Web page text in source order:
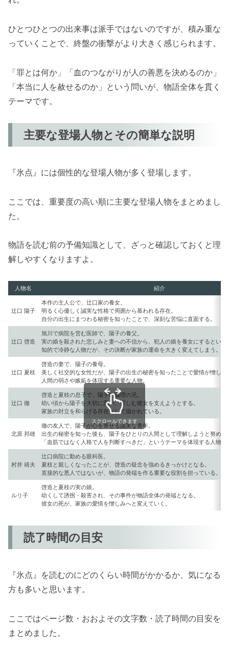
ひとつひとつの出来事は派手ではないのですが、積み重な
っていくことで、終盤の衝撃がより大きく感じられます。
「罪とは何か」「血のつながりが人の善悪を決めるのか」
「本当に人を赦せるのか」という問いが、物語全体を貫く
テーマです。
主要な登場人物とその簡単な説明
『氷点』には個性的な登場人物が多く登場します。
ここでは、重要度の高い順に主要な登場人物をまとめまし
た。
物語を読む前の予備知識として、ざっと確認しておくと理
解しやすくなりますよ。
人物名 紹介
辻口 陽子
本作の主人公で、辻口家の養女。
明るく心優しく誠実な性格で周囲から慕われる存在。
自分の出生にまつわる秘密を知ったことで、深刻な苦悩に直面する。
辻口 啓造
旭川で病院を営む医師で、陽子の養父。
実の娘を殺された悲しみと妻への不信から、犯人の娘を養女にするという
知的で冷静な人物だが、その決断が家族の運命を大きく変えてしまう。
辻口 夏枝
啓造の妻で、陽子の養母。
美しく社交的な女性だが、陽子の出生の秘密を知ったことで愛情が憎し
人間の弱さや嫉妬を体現する重要な人物。
辻口 徹
啓造と夏枝の息子で、陽子の義理の兄。
幼い頃から陽子を大切に思い、苦しむ彼女を支えようとする。
家族の対立を和らげる存在として描かれている。
北原 邦雄
徹の友人で、陽子が心を寄せる誠実な青年。
出生の秘密を知った後も、陽子をひとりの人間として理解しようと努める
「血筋ではなく人格で人を判断すべきだ」というテーマを体現する人物。
村井 靖夫
辻口病院に勤める眼科医。
夏枝と親しくなったことが、啓造の疑念を強めるきっかけとなる。
直接的な悪人ではないが、物語の発端を作る重要な役割を担っている。
ルリ子
啓造と夏枝の実の娘。
幼くして誘拐・殺害され、その事件が物語全体の発端となる。
彼女の死が、家族の愛情を憎しみへと変えていく。
スクロールできます
読了時間の目安
『氷点』を読むのにどのくらい時間がかかるか、気になる
方も多いと思います。
ここではページ数・おおよその文字数・読了時間の目安を
まとめました。